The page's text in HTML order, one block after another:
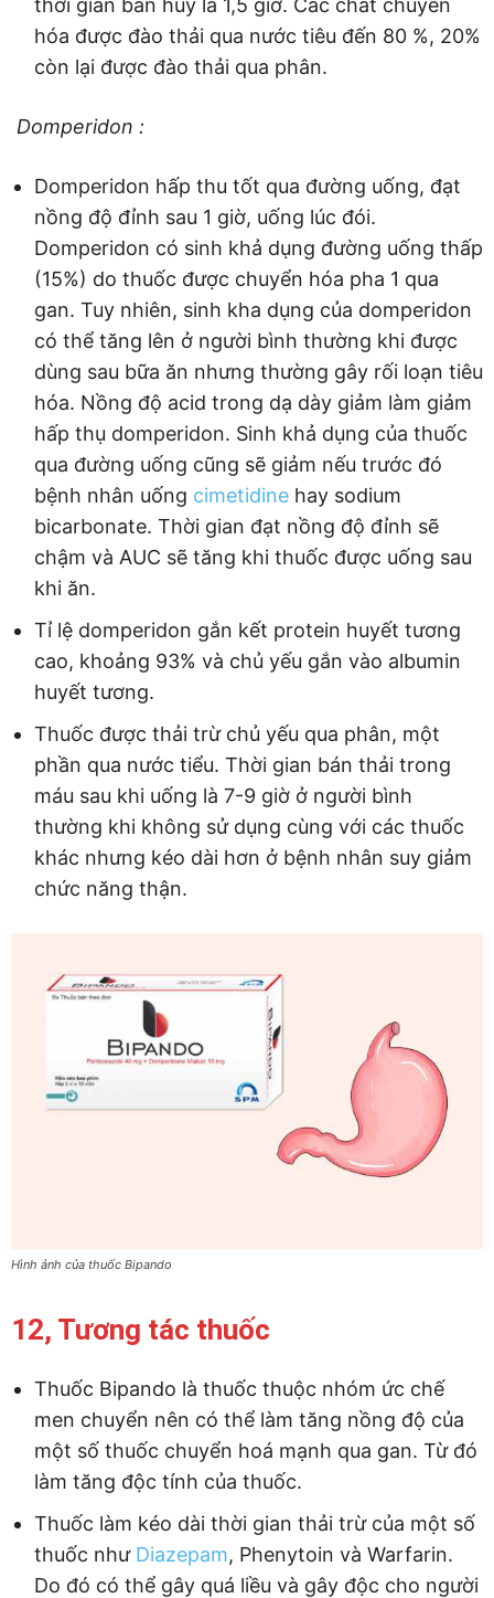
thời gian bán hủy là 1,5 giờ. Các chất chuyển
hóa được đào thải qua nước tiêu đến 80 %, 20%
còn lại được đào thải qua phân.
Domperidon :
Domperidon hấp thu tốt qua đường uống, đạt
nồng độ đỉnh sau 1 giờ, uống lúc đói.
Domperidon có sinh khả dụng đường uống thấp
(15%) do thuốc được chuyển hóa pha 1 qua
gan. Tuy nhiên, sinh kha dụng của domperidon
có thể tăng lên ở người bình thường khi được
dùng sau bữa ăn nhưng thường gây rối loạn tiêu
hóa. Nồng độ acid trong dạ dày giảm làm giảm
hấp thụ domperidon. Sinh khả dụng của thuốc
qua đường uống cũng sẽ giảm nếu trước đó
bệnh nhân uống cimetidine hay sodium
bicarbonate. Thời gian đạt nồng độ đỉnh sẽ
chậm và AUC sẽ tăng khi thuốc được uống sau
khi ăn.
Tỉ lệ domperidon gắn kết protein huyết tương
cao, khoảng 93% và chủ yếu gắn vào albumin
huyết tương.
Thuốc được thải trừ chủ yếu qua phân, một
phần qua nước tiểu. Thời gian bán thải trong
máu sau khi uống là 7-9 giờ ở người bình
thường khi không sử dụng cùng với các thuốc
khác nhưng kéo dài hơn ở bệnh nhân suy giảm
chức năng thận.
Hình ảnh của thuốc Bipando
12, Tương tác thuốc
Thuốc Bipando là thuốc thuộc nhóm ức chế
men chuyển nên có thể làm tăng nồng độ của
một số thuốc chuyển hoá mạnh qua gan. Từ đó
làm tăng độc tính của thuốc.
Thuốc làm kéo dài thời gian thải trừ của một số
thuốc như Diazepam, Phenytoin và Warfarin.
Do đó có thể gây quá liều và gây độc cho người